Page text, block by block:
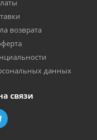
возврата
данных
связи